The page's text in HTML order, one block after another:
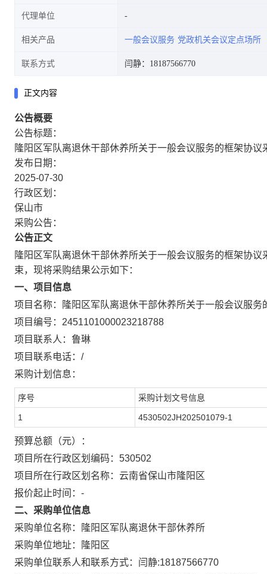
代理单位
相关产品 一般会议服务 党政机关会议定点场所
联系方式 闫静：18187566770
正文内容
公告概要
公告标题：
隆阳区军队离退休干部休养所关于一般会议服务的框架协议
发布日期：
2025-07-30
行政区划：
保山市
采购公告：
公告正文
隆阳区军队离退休干部休养所关于一般会议服务的框架协议
束，现将采购结果公示如下：
一、项目信息
项目名称：
隆阳区军队离退休干部休养所关于一般会议服务
项目编号： 2451101000023218788
项目联系人： 鲁琳
项目联系电话： /
采购计划信息：
序号 采购计划文号信息
1 4530502JH202501079-1
预算总额（元）：
项目所在行政区划编码： 530502
项目所在行政区划名称： 云南省保山市隆阳区
报价起止时间：-
二、采购单位信息
采购单位名称：
隆阳区军队离退休干部休养所
采购单位地址：
隆阳区
采购单位联系人和联系方式： 闫静:18187566770